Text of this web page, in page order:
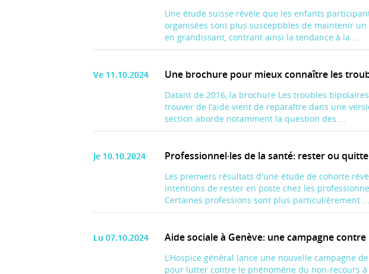
Une étude suisse révèle que les enfants
organisées sont plus susceptibles de maintenir
en grandissant, contrant ainsi la tendance à la ...
Ve 11.10.2024 Une brochure pour mieux connaître les
Datant de 2016, la brochure Les troubles
trouver de l’aide vient de reparaître dans une
section aborde notamment la question des ...
Je 10.10.2024 Professionnel·les de la santé: rester ou
Les premiers résultats d'une étude de cohorte
intentions de rester en poste chez les
Certaines professions sont plus particulièrement ...
Lu 07.10.2024 Aide sociale à Genève: une campagne
L’Hospice général lance une nouvelle campagne
pour lutter contre le phénomène du non-recours à